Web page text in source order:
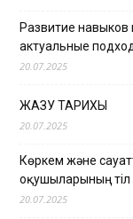
Развитие
актуальные
20.07.2025
ЖАЗУ ТАРИХЫ
20.07.2025
Көркем және
оқушыларының
20.07.2025